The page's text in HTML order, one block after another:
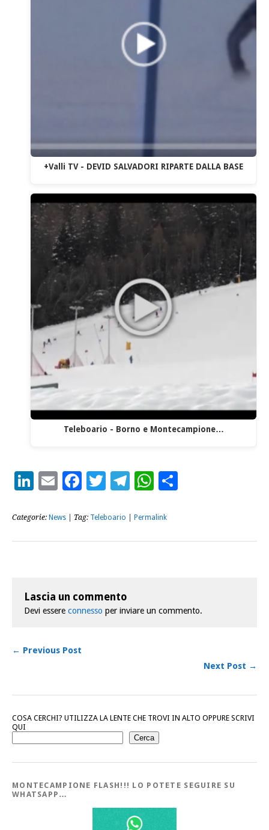
+Valli TV - DEVID SALVADORI RIPARTE DALLA BASE
Teleboario - Borno e Montecampione…
LinkedIn
EmailFacebook
Twitter
Telegram
WhatsApp
Categorie: News | Tag: Teleboario Permalink
Lascia un commento
Devi essere connesso per inviare un commento.
← Previous Post
Next Post →
COSA CERCHI? UTILIZZA LA LENTE CHE TROVI IN ALTO OPPURE SCRIVI
QUI
Cerca
MONTECAMPIONE FLASH!!! LO POTETE SEGUIRE SU
WHATSAPP…